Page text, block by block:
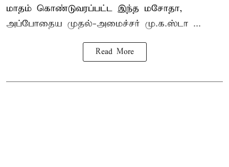
மாதம் கொண்டுவரப்பட்ட இந்த மசோதா,
அப்போதைய முதல்-அமைச்சர் மு.க.ஸ்டா ...
Read More